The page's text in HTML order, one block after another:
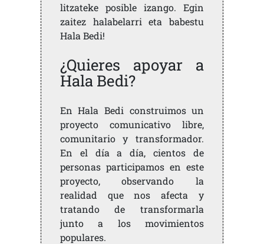
litzateke posible izango. Egin
zaitez halabelarri eta babestu
Hala Bedi!
¿Quieres apoyar a
Hala Bedi?
En Hala Bedi construimos un
proyecto comunicativo libre,
comunitario y transformador.
En el día a día, cientos de
personas participamos en este
proyecto, observando la
realidad que nos afecta y
tratando de transformarla
junto a los movimientos
populares.